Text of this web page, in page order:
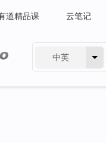
道精品课 云笔记
中英